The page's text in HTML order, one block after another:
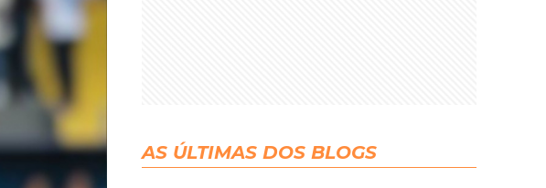
AS ÚLTIMAS DOS BLOGS